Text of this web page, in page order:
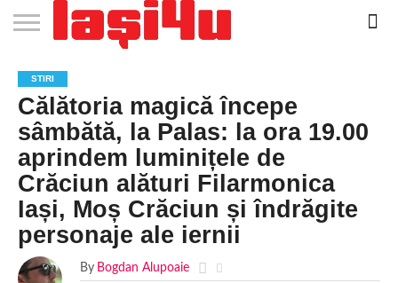
STIRI
APARTAMENTE
NOI IASI
STIRI
IASI
JOBS
IN
IASI
FILME
LA
CINEMA
CLUBURI /
DISCOTECI
BARURI /
CAFENELE
SALI DE
FORTA
SI
FITNESS
SALOANE DE
INFRUMUSETARE
AGENTII
DE
TURISM
IASI
RESTAURANTE
IN IASI
PIZZA
IN
IASI
PISCINA
IN IASI
FLORARII
RADIO
LIVE
IN
IASI
SPALATORII
AUTO
TRACTARI
AUTO
TAXI
IN
IASI
CINEMA
TEATRU
HOTELURI
/
PENSIUNI
TEREN
SPORTIV
TEREN
TENIS
IASI
FARMACII
NON
STOP
COFFEE-
TO-GO
FIRME DE
PUBLICITATE
RENT
A
CAR
STIRI
Călătoria magică începe
sâmbătă, la Palas: la ora 19.00
aprindem luminițele de
Crăciun alături Filarmonica
Iași, Moș Crăciun și îndrăgite
personaje ale iernii
By Bogdan Alupoaie